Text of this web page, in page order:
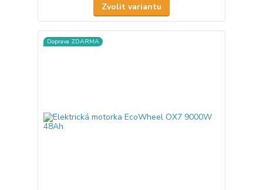
Zvolit variantu
Doprava ZDARMA